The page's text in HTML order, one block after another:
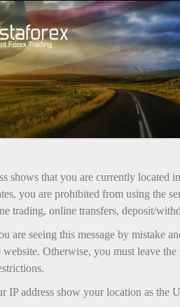
торговый счёт
Инвесторам
shows that you are currently located
you are prohibited from using the
trading, online transfers, deposit/
are seeing this message by mistake
website. Otherwise, you must leave
IP address show your location as the